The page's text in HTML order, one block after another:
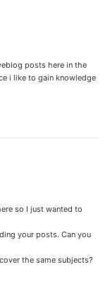
posts here in the
i like to gain knowledge
so I just wanted to
your posts. Can you
the same subjects?